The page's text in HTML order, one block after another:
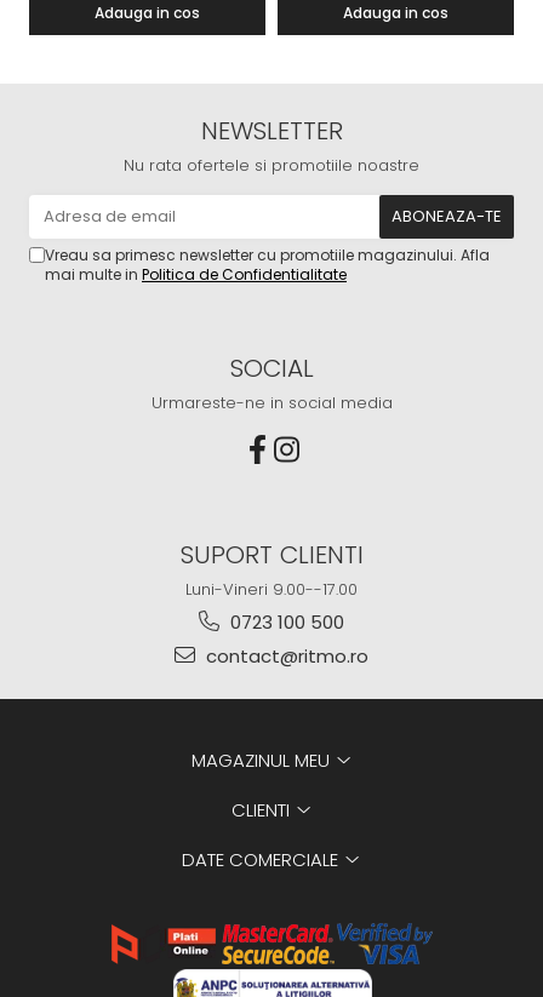
Adauga in cos Adauga in cos
NEWSLETTER
Nu rata ofertele si promotiile noastre
Vreau sa primesc newsletter cu promotiile magazinului. Afla
mai multe in Politica de Confidentialitate
SOCIAL
Urmareste-ne in social media
SUPORT CLIENTI
Luni-Vineri 9.00--17.00
0723 100 500
contact@ritmo.ro
MAGAZINUL MEU
CLIENTI
DATE COMERCIALE